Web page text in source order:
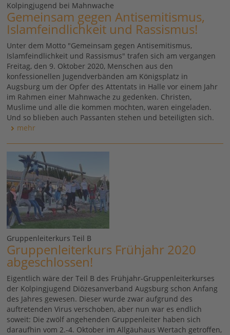
Kolpingjugend bei Mahnwache
Gemeinsam gegen Antisemitismus,
Islamfeindlichkeit und Rassismus!
Unter dem Motto "Gemeinsam gegen Antisemitismus,
Islamfeindlichkeit und Rassismus" trafen sich am vergangen
Freitag, den 9. Oktober 2020, Menschen aus den
konfessionellen Jugendverbänden am Königsplatz in
Augsburg um der Opfer des Attentats in Halle vor einem Jahr
im Rahmen einer Mahnwache zu gedenken. Christen,
Muslime und alle die kommen mochten, waren eingeladen.
Und so blieben auch Passanten stehen und beteiligten sich.
mehr
Gruppenleiterkurs Teil B
Gruppenleiterkurs Frühjahr 2020
abgeschlossen!
Eigentlich wäre der Teil B des Frühjahr-Gruppenleiterkurses
der Kolpingjugend Diözesanverband Augsburg schon Anfang
des Jahres gewesen. Dieser wurde zwar aufgrund des
auftretenden Virus verschoben, aber nun war es endlich
soweit: Die zwölf angehenden Gruppenleiter haben sich
daraufhin vom 2.-4. Oktober im Allgäuhaus Wertach getroffen,